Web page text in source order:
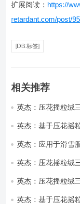
扩展阅读： https://
retardant.com/post/
[DB:标签]
相关推荐
英杰：压花摇粒绒
英杰：基于压花摇
英杰：应用于滑雪
英杰：压花摇粒绒
英杰：压花摇粒绒
英杰：基于压花摇